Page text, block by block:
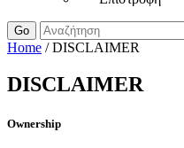
Go
Home /DISCLAIMER
DISCLAIMER
Ownership